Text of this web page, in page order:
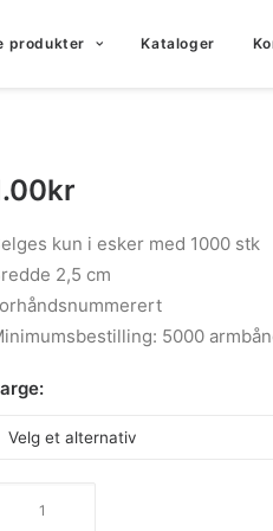
produkter Kataloger
kr
kun i esker med 1000 stk
2,5 cm
5000